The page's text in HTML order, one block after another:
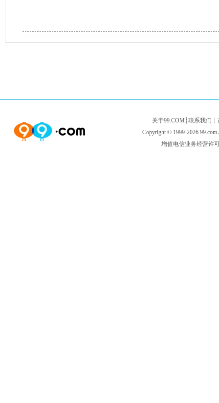
关于99.COM ┊ 联系我们 ┊
Copyright © 1999-2026 99.com
增值电信业务经营许